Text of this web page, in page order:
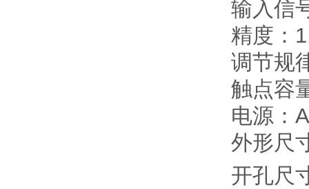
输入信
精度：
调节规
触点容
电源：
外形尺
开孔尺